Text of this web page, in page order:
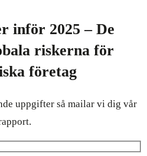
inför 2025 – De
riskerna för
företag
uppgifter så mailar vi dig vår